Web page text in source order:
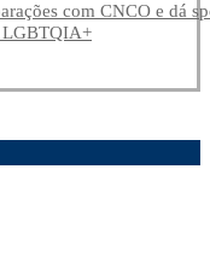
com CNCO e dá
LGBTQIA+